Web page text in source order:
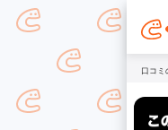
口コミ